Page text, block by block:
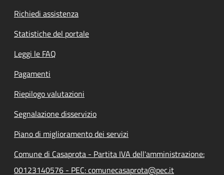
Richiedi assistenza
Statistiche del portale
Leggi le FAQ
Pagamenti
Riepilogo valutazioni
Segnalazione disservizio
Piano di miglioramento dei servizi
Comune di Casaprota - Partita IVA dell'amministrazione:
00123140576 - PEC: comunecasaprota@pec.it